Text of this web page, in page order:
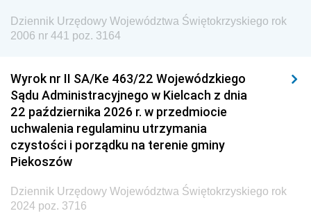
Dziennik Urzędowy Agencji Wywiadu
Dziennik Urzędowy Województwa Świętokrzyskiego rok
2006 nr 441 poz. 3164
Wyrok nr II SA/Ke 463/22 Wojewódzkiego
Sądu Administracyjnego w Kielcach z dnia
22 października 2026 r. w przedmiocie
uchwalenia regulaminu utrzymania
czystości i porządku na terenie gminy
Piekoszów
Dziennik Urzędowy Województwa Świętokrzyskiego rok
2024 poz. 3716